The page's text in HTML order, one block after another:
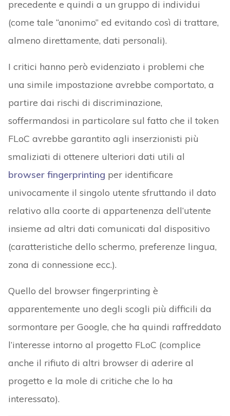
precedente e quindi a un gruppo di individui
(come tale “anonimo” ed evitando così di trattare,
almeno direttamente, dati personali).
I critici hanno però evidenziato i problemi che
una simile impostazione avrebbe comportato, a
partire dai rischi di discriminazione,
soffermandosi in particolare sul fatto che il token
FLoC avrebbe garantito agli inserzionisti più
smaliziati di ottenere ulteriori dati utili al
browser fingerprinting per identificare
univocamente il singolo utente sfruttando il dato
relativo alla coorte di appartenenza dell’utente
insieme ad altri dati comunicati dal dispositivo
(caratteristiche dello schermo, preferenze lingua,
zona di connessione ecc.).
Quello del browser fingerprinting è
apparentemente uno degli scogli più difficili da
sormontare per Google, che ha quindi raffreddato
l’interesse intorno al progetto FLoC (complice
anche il rifiuto di altri browser di aderire al
progetto e la mole di critiche che lo ha
interessato).